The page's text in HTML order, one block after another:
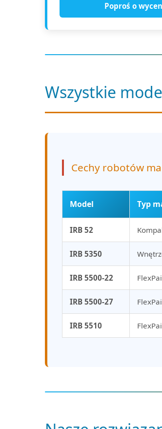
Poproś o
Wszystkie
Cechy robotów
Model Typ
IRB 52
IRB 5350
IRB 5500-22
IRB 5500-27
IRB 5510